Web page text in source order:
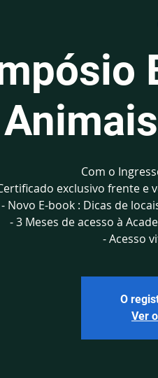
Com o
exclusivo frente e
- Novo E-book : Dicas de
- 3 Meses de acesso à
- Acesso
O
Ver